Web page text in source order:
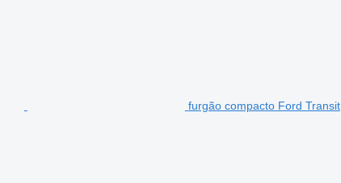
furgão compacto Ford Transit